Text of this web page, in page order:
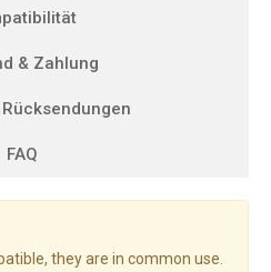
& Zahlung
FAQ
they are in common use.